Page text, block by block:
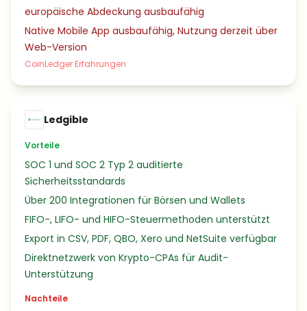
europäische Abdeckung ausbaufähig
Native Mobile App ausbaufähig, Nutzung derzeit über
Web-Version
CoinLedger Erfahrungen
Ledgible
Vorteile
SOC 1 und SOC 2 Typ 2 auditierte
Sicherheitsstandards
Über 200 Integrationen für Börsen und Wallets
FIFO-, LIFO- und HIFO-Steuermethoden unterstützt
Export in CSV, PDF, QBO, Xero und NetSuite verfügbar
Direktnetzwerk von Krypto-CPAs für Audit-
Unterstützung
Nachteile